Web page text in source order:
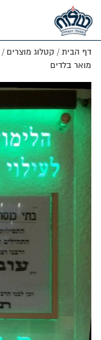
דף הבית/ קטלוג מוצרים /
מואר בלדים